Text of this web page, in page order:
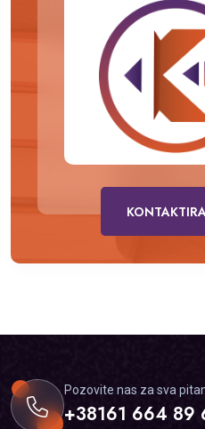
Pozovite nas za sva
+38161 664 89